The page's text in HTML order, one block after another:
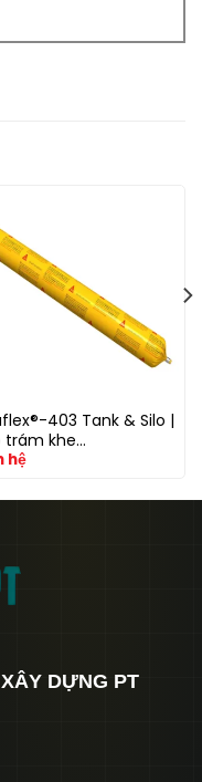
403 Tank & Silo |
trám khe
kháng hóa
nghiệp
hệ
DỰNG PT